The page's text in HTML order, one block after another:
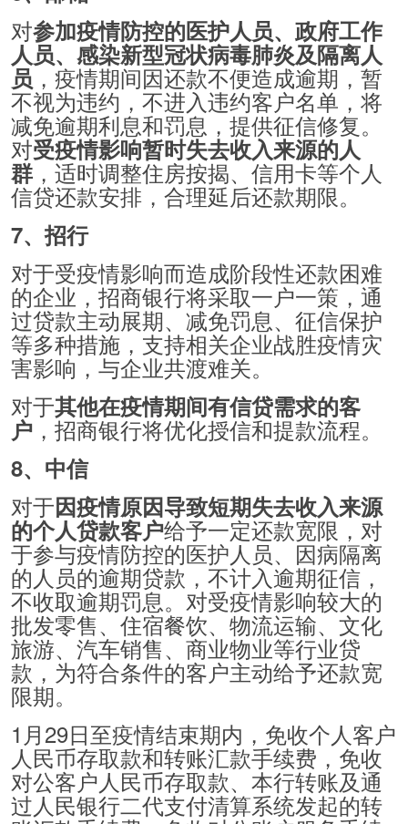
对参加疫情防控的医护人员、政府工作
人员、感染新型冠状病毒肺炎及隔离人
员，疫情期间因还款不便造成逾期，暂
不视为违约，不进入违约客户名单，将
减免逾期利息和罚息，提供征信修复。
对受疫情影响暂时失去收入来源的人
群 ，适时调整住房按揭、信用卡等个人
信贷还款安排，合理延后还款期限。
7、招行
对于受疫情影响而造成阶段性还款困难
的企业，招商银行将采取一户一策，通
过贷款主动展期、减免罚息、征信保护
等多种措施，支持相关企业战胜疫情灾
害影响，与企业共渡难关。
对于其他在疫情期间有信贷需求的客
户 ，招商银行将优化授信和提款流程。
8、中信
对于因疫情原因导致短期失去收入来源
的个人贷款客户给予一定还款宽限，对
于参与疫情防控的医护人员、因病隔离
的人员的逾期贷款，不计入逾期征信，
不收取逾期罚息。对受疫情影响较大的
批发零售、住宿餐饮、物流运输、文化
旅游、汽车销售、商业物业等行业贷
款，为符合条件的客户主动给予还款宽
限期。
1月29日至疫情结束期内，免收个人客户
人民币存取款和转账汇款手续费，免收
对公客户人民币存取款、本行转账及通
过人民银行二代支付清算系统发起的转